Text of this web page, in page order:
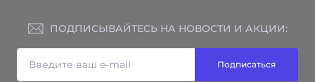
ПОДПИСЫВАЙТЕСЬ НА НОВОСТИ И АКЦИИ:
Подписаться